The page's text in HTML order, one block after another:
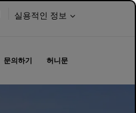
다
택
세
실용적인 정보
문의하기 허니문